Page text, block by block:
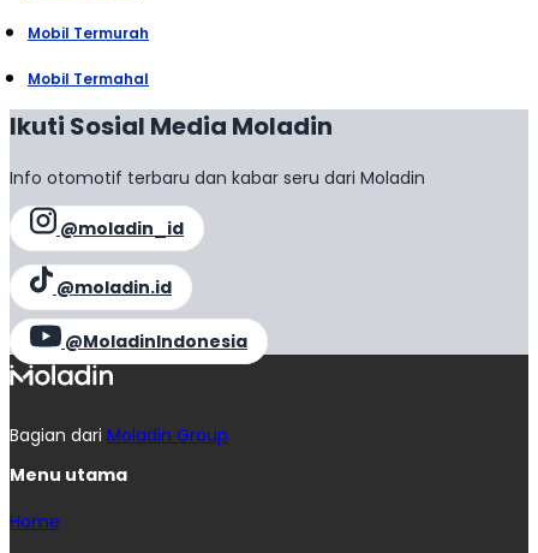
Mobil Termurah
Mobil Termahal
Ikuti Sosial Media Moladin
Info otomotif terbaru dan kabar seru dari Moladin
@moladin_id
@moladin.id
@MoladinIndonesia
Bagian dari Moladin Group
Menu utama
Home